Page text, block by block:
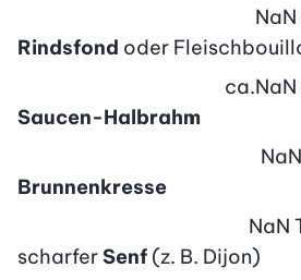
Rindsfond oder
NaN
Saucen-Halbrahm
ca.NaN
Brunnenkresse
NaN
scharferSenf (z. B. Dijon)
NaN